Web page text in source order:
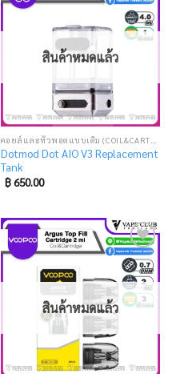
Add
to
wishlist
สินค้าหมดแล้ว
Dotmod Dot AIO V3 Replacement
Tank
฿650.00
Add
to
wishlist
สินค้าหมดแล้ว